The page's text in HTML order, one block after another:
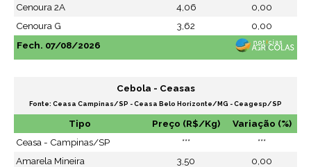
Cenoura 2A
4,06
0,00
Cenoura G
3,62
0,00
Fech. 07/08/2026
Cebola - Ceasas
Fonte: Ceasa Campinas/SP - Ceasa Belo Horizonte/MG - Ceagesp/SP
Tipo Preço (R$/Kg)
Variação (%)
Ceasa - Campinas/SP
***
***
Amarela Mineira
3,50
0,00